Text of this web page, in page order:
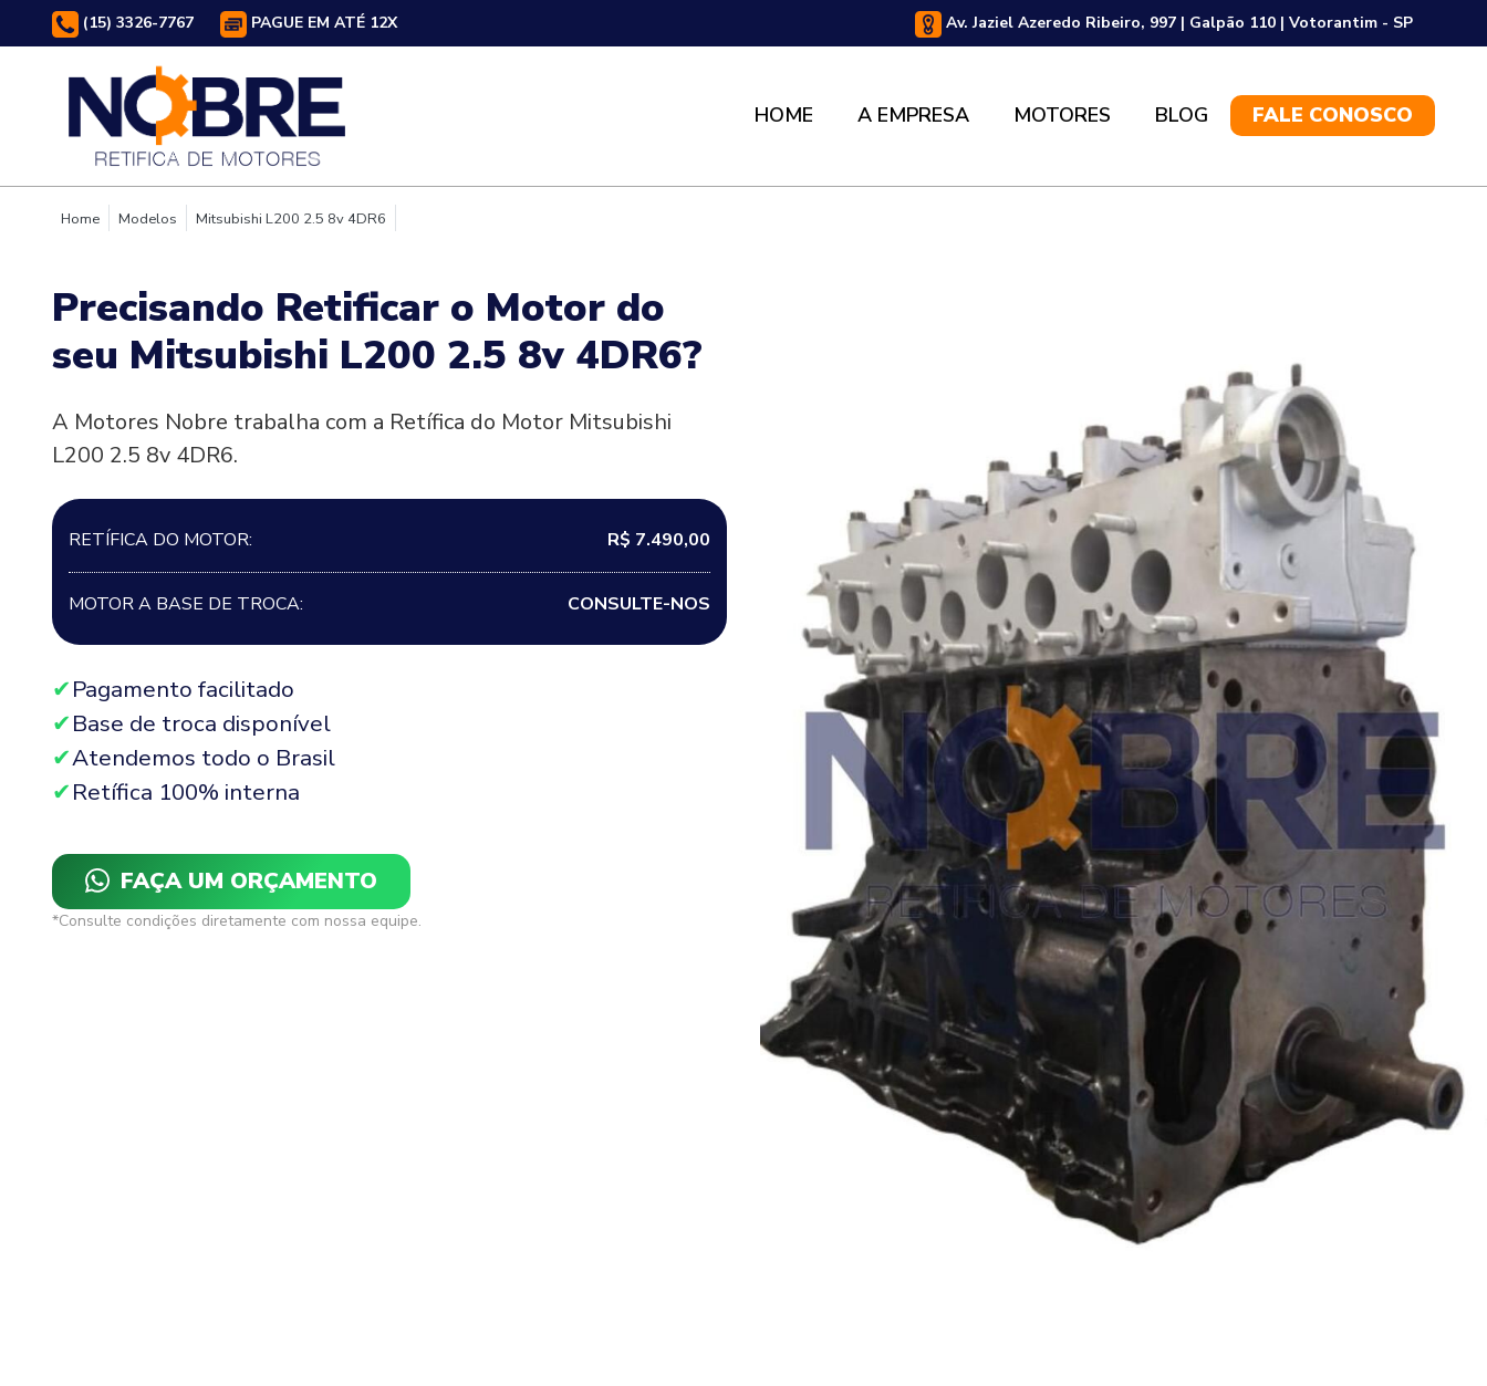
(15) 3326-7767 PAGUE EM ATÉ 12X Av. Jaziel Azeredo Ribeiro, 997 | Galpão 110 | Votorantim - SP
HOME A EMPRESA MOTORES BLOG FALE CONOSCO
Home Modelos Mitsubishi L200 2.5 8v 4DR6
Precisando Retificar o Motor do
seu Mitsubishi L200 2.5 8v 4DR6?
A Motores Nobre trabalha com a Retífica do Motor Mitsubishi
L200 2.5 8v 4DR6.
RETÍFICA DO MOTOR: R$ 7.490,00
MOTOR A BASE DE TROCA: CONSULTE-NOS
Pagamento facilitado
Base de troca disponível
Atendemos todo o Brasil
Retífica 100% interna
FAÇA UM ORÇAMENTO
*Consulte condições diretamente com nossa equipe.